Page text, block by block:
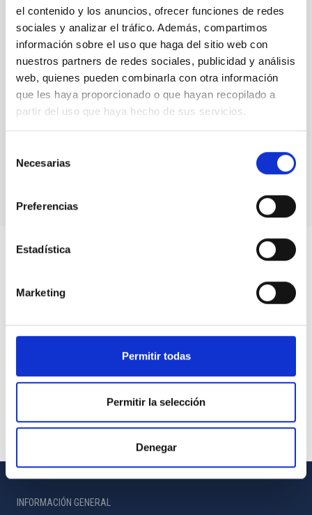
el contenido y los anuncios, ofrecer funciones de redes
sociales y analizar el tráfico. Además, compartimos
información sobre el uso que haga del sitio web con
nuestros partners de redes sociales, publicidad y análisis
web, quienes pueden combinarla con otra información
que les haya proporcionado o que hayan recopilado a
partir del uso que haya hecho de sus servicios.
Necesarias
Preferencias
Estadística
Marketing
Permitir todas
Permitir la selección
Denegar
Stakeholder meeting Planet Change
INFORMACIÓN GENERAL